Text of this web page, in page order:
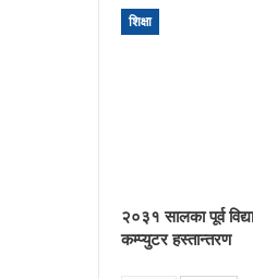
शिक्षा
२०३१ सालका पूर्व
कम्प्युटर हस्तान्तरण